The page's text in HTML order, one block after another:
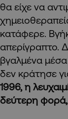
θα είχε να
κατάφερε.
απερίγραπτο.
βγαλμένα
δεν κράτησε
1996, η
δεύτερη φορά,